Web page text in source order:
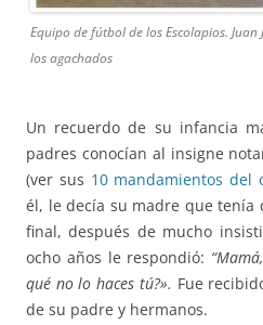
Equipo de fútbol de los Escolapios.
los agachados
Un recuerdo de su infancia
padres conocían al insigne
(ver sus 10 mandamientos del
él, le decía su madre que tenía
final, después de mucho
ocho años le respondió:
qué no lo haces tú?». Fue
de su padre y hermanos.